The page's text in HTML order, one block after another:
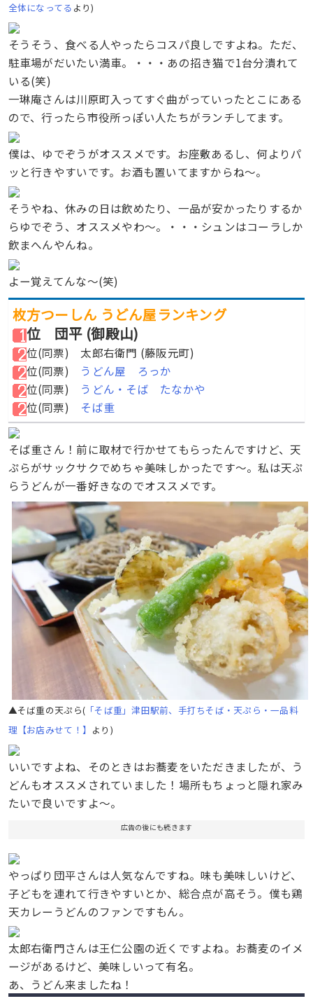
全体になってる より)
そうそう、食べる人やったらコスパ良しですよね。ただ、
駐車場がだいたい満車。・・・あの招き猫で1台分潰れて
いる(笑)
一琳庵さんは川原町入ってすぐ曲がっていったとこにある
ので、行ったら市役所っぽい人たちがランチしてます。
僕は、ゆでぞうがオススメです。お座敷あるし、何よりパ
ッと行きやすいです。お酒も置いてますからね〜。
そうやね、休みの日は飲めたり、一品が安かったりするか
らゆでぞう、オススメやわ〜。・・・シュンはコーラしか
飲まへんやんね。
よー覚えてんな〜(笑)
枚方つーしん うどん屋ランキング
位 団平 (御殿山)
位(同票) 太郎右衛門 (藤阪元町)
位(同票)
うどん屋 ろっか
位(同票)
うどん・そば たなかや
位(同票) そば重
そば重さん！前に取材で行かせてもらったんですけど、天
ぷらがサックサクでめちゃ美味しかったです〜。私は天ぷ
らうどんが一番好きなのでオススメです。
▲そば重の天ぷら( 「そば重」津田駅前、手打ちそば・天ぷら・一品料
理【お店みせて！】 より)
いいですよね、そのときはお蕎麦をいただきましたが、う
どんもオススメされていました！場所もちょっと隠れ家み
たいで良いですよ〜。
広告の後にも続きます
やっぱり団平さんは人気なんですね。味も美味しいけど、
子どもを連れて行きやすいとか、総合点が高そう。僕も鶏
天カレーうどんのファンですもん。
太郎右衛門さんは王仁公園の近くですよね。お蕎麦のイメ
ージがあるけど、美味しいって有名。
あ、うどん来ましたね！